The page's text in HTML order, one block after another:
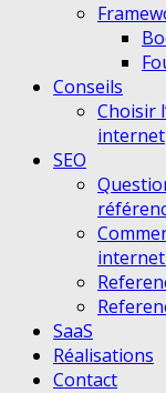
Conseils
Choisir
internet
SEO
internet
SaaS
Réalisations
Contact